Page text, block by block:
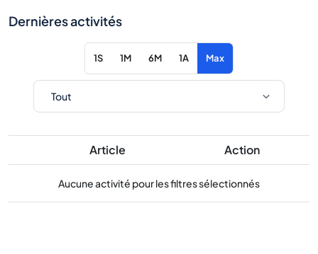
Dernières activités
1S 1M 6M 1A Max
Article Action
Aucune activité pour les filtres sélectionnés